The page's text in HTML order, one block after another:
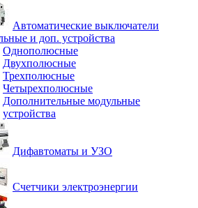
Автоматические выключатели
и доп. устройства
Однополюсные
Двухполюсные
Трехполюсные
Четырехполюсные
Дополнительные модульные
устройства
Дифавтоматы и УЗО
Счетчики электроэнергии